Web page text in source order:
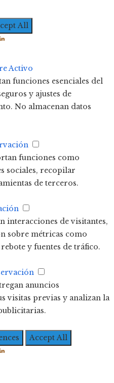
All
Activo
funciones esenciales del
y ajustes de
No almacenan datos
funciones como
sociales, recopilar
de terceros.
interacciones de visitantes,
sobre métricas como
y fuentes de tráfico.
anuncios
visitas previas y analizan la
Accept All